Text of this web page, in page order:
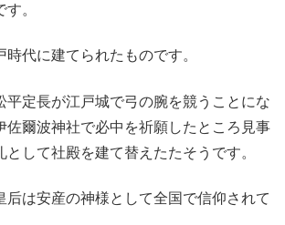
。
代に建てられたものです。
平定長が江戸城で弓の腕を競うことにな
佐爾波神社で必中を祈願したところ見事
して社殿を建て替えたたそうです。
后は安産の神様として全国で信仰されて